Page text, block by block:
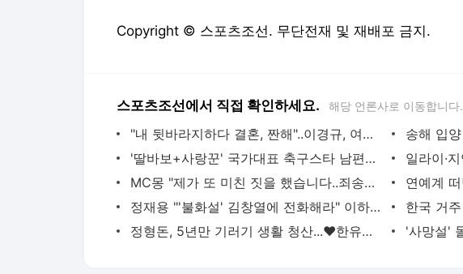
Copyright © 스포츠조선. 무단전재 및 재배포 금지.
스포츠조선에서 직접 확인하세요. 해당 언론사로 이동합니다.
"내 뒷바라지하다 결혼, 짠해"..이경규, 여동생 순애 최초 공개
'딸바보+사랑꾼' 국가대표 축구스타 남편의 추악한 실체
MC몽 "제가 또 미친 짓을 했습니다..죄송합니다" 사과
정재용 "'불화설' 김창열에 전화해라" 이하늘 제안에 단호한 거절
정형돈, 5년만 기러기 생활 청산...♥한유라·쌍둥이 딸 귀국 "韓 가을, 미친듯이 설레"